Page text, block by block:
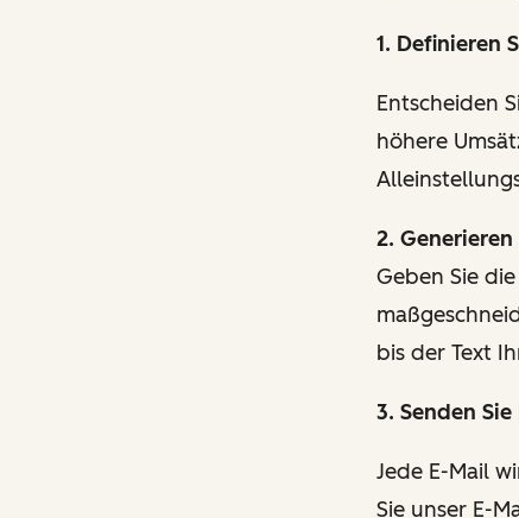
1. Definieren
Entscheiden
höhere
2.
Geben Sie
bis der Text
3. Senden
Jede E-Mail
Sie unser E-